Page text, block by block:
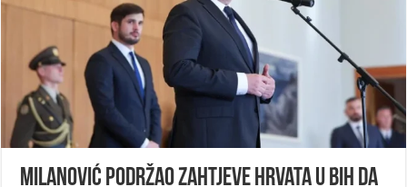
Milanović podržao zahtjeve Hrvata u BiH da